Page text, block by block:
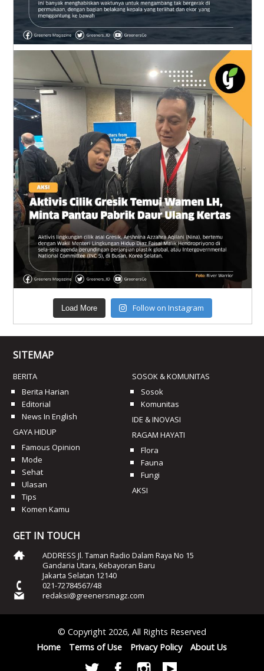
Load More Follow on Instagram
SITEMAP
BERITA
Berita Harian
Editorial
News In English
GAYA HIDUP
Famous Opinion
Mode
Sehat
Ulasan
Tips
Komen Kamu
SOSOK & KOMUNITAS
Sosok
Komunitas
IDE & INOVASI
RAGAM HAYATI
Flora
Fauna
Fungi
AKSI
GET IN TOUCH
ADDRESS Jl. Taman Radio Dalam Raya No 15
Gandaria Utara, Kebayoran Baru
Jakarta Selatan 12140
021-72784567/48
redaksi@greenersmagz.com
© Copyright 2026, All Rights Reserved
Home
Terms of Use Privacy Policy About Us